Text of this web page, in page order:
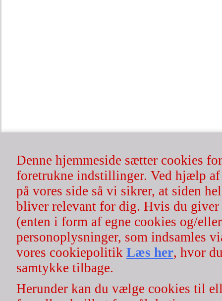
Denne hjemmeside sætter cookies
foretrukne indstillinger. Ved hjælp
på vores side så vi sikrer, at siden
bliver relevant for dig. Hvis du
(enten i form af egne cookies og/
personoplysninger, som indsamles
vores cookiepolitik Læs her, hvor
samtykke tilbage.
Herunder kan du vælge cookies til
For